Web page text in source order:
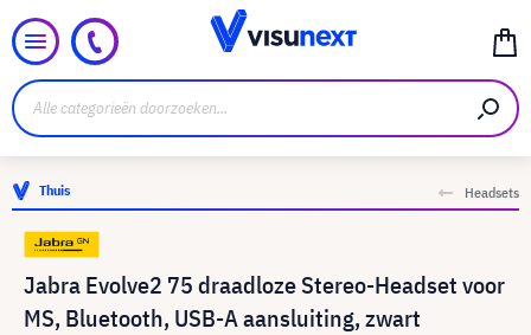
Thuis Headsets
Jabra Evolve2 75 draadloze Stereo-Headset voor
MS, Bluetooth, USB-A aansluiting, zwart